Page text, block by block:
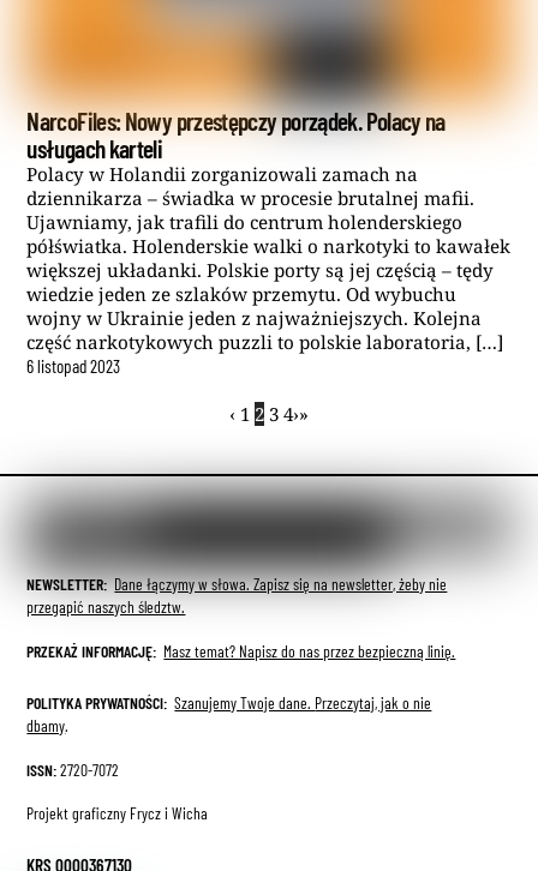
NarcoFiles: Nowy przestępczy porządek. Polacy na
usługach karteli
Polacy w Holandii zorganizowali zamach na
dziennikarza – świadka w procesie brutalnej mafii.
Ujawniamy, jak trafili do centrum holenderskiego
półświatka. Holenderskie walki o narkotyki to kawałek
większej układanki. Polskie porty są jej częścią – tędy
wiedzie jeden ze szlaków przemytu. Od wybuchu
wojny w Ukrainie jeden z najważniejszych. Kolejna
część narkotykowych puzzli to polskie laboratoria, […]
6listopad2023
‹ 1 2 3 4›»
NEWSLETTER:Dane łączymy w słowa. Zapisz się na newsletter, żeby nie
przegapić naszych śledztw.
PRZEKAŻ INFORMACJĘ: Masz temat? Napisz do nas przez bezpieczną linię.
POLITYKA PRYWATNOŚCI: Szanujemy Twoje dane. Przeczytaj, jak o nie
dbamy.
ISSN:2720-7072
Projekt graficzny Frycz i Wicha
KRS 0000367130